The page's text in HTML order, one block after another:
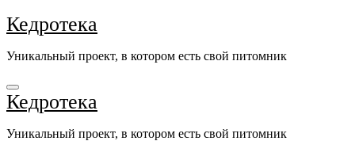
Перейти
к
Кедротека
Уникальный проект, в котором есть свой питомник
Кедротека
Уникальный проект, в котором есть свой питомник